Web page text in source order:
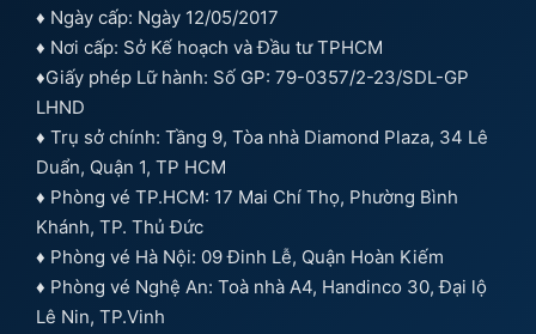
♦ Ngày cấp: Ngày 12/05/2017
♦ Nơi cấp: Sở Kế hoạch và Đầu tư TPHCM
♦Giấy phép Lữ hành: Số GP: 79-0357/2-23/SDL-GP
LHND
♦ Trụ sở chính: Tầng 9, Tòa nhà Diamond Plaza, 34 Lê
Duẩn, Quận 1, TP HCM
♦ Phòng vé TP.HCM: 17 Mai Chí Thọ, Phường Bình
Khánh, TP. Thủ Đức
♦ Phòng vé Hà Nội: 09 Đinh Lễ, Quận Hoàn Kiếm
♦ Phòng vé Nghệ An: Toà nhà A4, Handinco 30, Đại lộ
Lê Nin, TP.Vinh